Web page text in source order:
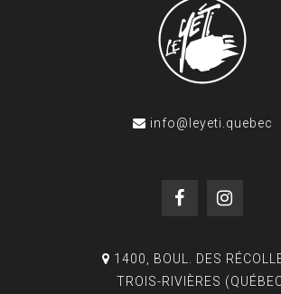
info@leyeti.quebec
1400, BOUL. DES
TROIS-RIVIÈRES